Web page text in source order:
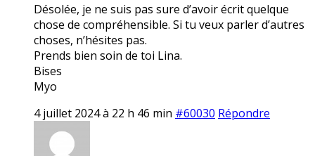
Désolée, je ne suis pas sure d’avoir écrit quelque
chose de compréhensible. Si tu veux parler d’autres
choses, n’hésites pas.
Prends bien soin de toi Lina.
Bises
Myo
4 juillet 2024 à 22 h 46 min #60030 Répondre